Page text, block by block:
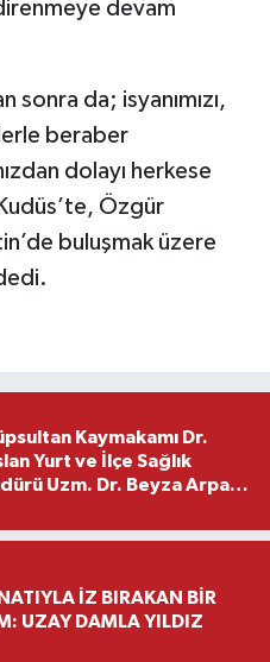
devam
sonra da; isyanımızı,
beraber
dolayı herkese
Özgür
buluşmak üzere
Kaymakamı Dr.
Yurt ve İlçe Sağlık
Uzm. Dr. Beyza Arpacı
İZ BIRAKAN BİR
UZAY DAMLA YILDIZ